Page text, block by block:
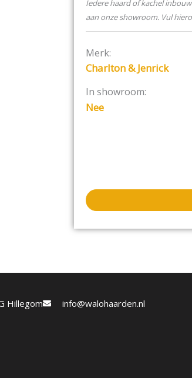
een ander handvat.
Iedere haard of kachel
aan onze showroom. Vul
Merk:
Charlton & Jenrick
In showroom:
Nee
Hillegom info@walohaarden.nl